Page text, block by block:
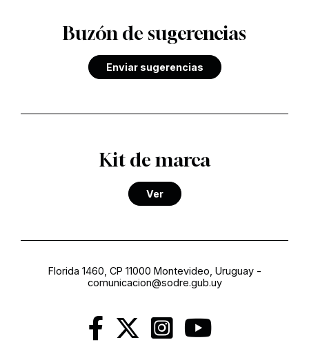
Buzón de sugerencias
Enviar sugerencias
Kit de marca
Ver
Florida 1460, CP 11000 Montevideo, Uruguay-
comunicacion@sodre.gub.uy